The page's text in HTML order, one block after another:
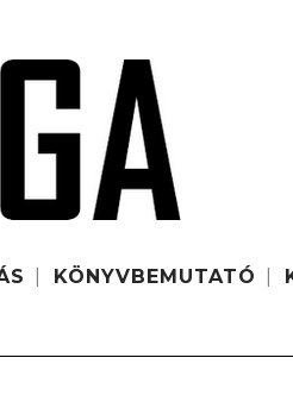
KÖNYVBEMUTATÓ